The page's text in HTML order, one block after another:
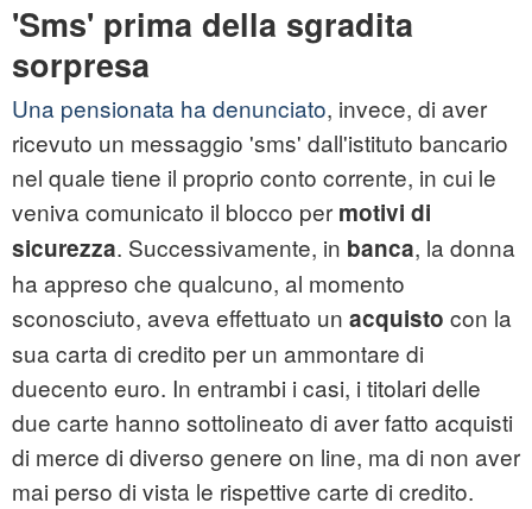
'Sms' prima della sgradita
sorpresa
Una pensionata ha denunciato, invece, di aver
ricevuto un messaggio 'sms' dall'istituto bancario
nel quale tiene il proprio conto corrente, in cui le
veniva comunicato il blocco per motivi di
sicurezza. Successivamente, in banca, la donna
ha appreso che qualcuno, al momento
sconosciuto, aveva effettuato un acquisto con la
sua carta di credito per un ammontare di
duecento euro. In entrambi i casi, i titolari delle
due carte hanno sottolineato di aver fatto acquisti
di merce di diverso genere on line, ma di non aver
mai perso di vista le rispettive carte di credito.